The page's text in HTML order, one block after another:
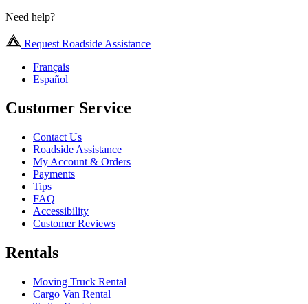
Need help?
Request Roadside Assistance
Français
Español
Customer Service
Contact Us
Roadside Assistance
My Account & Orders
Payments
Tips
FAQ
Accessibility
Customer Reviews
Rentals
Moving Truck Rental
Cargo Van Rental